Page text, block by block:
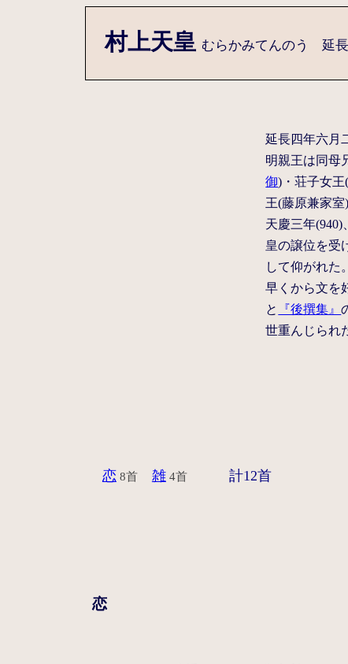
村上天皇 むらかみてんのう 延
延長四年六月
明親王は同母
御)・荘子女
王(藤原兼家室
天慶三年
皇の譲位を受
して仰がれた
早くから文を
と
『後撰集』
世重んじられ
恋 8首 雑4首 計12首
恋